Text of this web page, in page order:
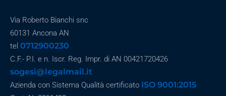
Via Roberto Bianchi snc
60131 Ancona AN
tel 0712900230
C.F.- P.I. e n. Iscr. Reg. Impr. di AN 00421720426
sogesi@legalmail.it
Azienda con Sistema Qualità certificato ISO 9001:2015